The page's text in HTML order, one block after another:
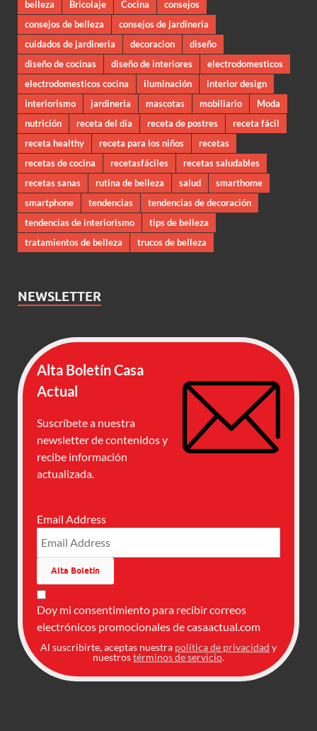
belleza Bricolaje Cocina
consejos
consejos de belleza
consejos de jardineria
cuidados de jardineria
decoracion
diseño
diseño de cocinas
diseño de interiores
electrodomesticos
electrodomesticos cocina
iluminación
interior design
interiorismo
jardineria mascotas mobiliario
Moda
nutrición
receta del día receta de postres
receta fácil
receta healthy
receta para los niños
recetas
recetas de cocina
recetasfáciles
recetas saludables
recetas sanas
rutina de belleza salud
smarthome
smartphone
tendencias
tendencias de decoración
tendencias de interiorismo
tips de belleza
tratamientos de belleza
trucos de belleza
NEWSLETTER
Alta Boletín Casa
Actual
Suscríbete a nuestra
newsletter de contenidos y
recibe información
actualizada.
Email Address
Doy mi consentimiento para recibir correos
electrónicos promocionales de casaactual.com
Al suscribirte, aceptas nuestra política de privacidad y
nuestrostérminos de servicio.